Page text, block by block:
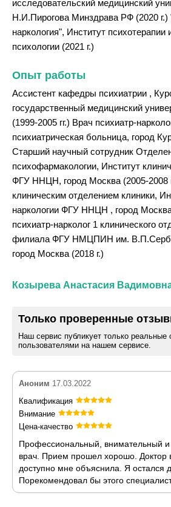
исследовательский медицинский
Н.И.Пирогова Минздрава РФ (2020 г.)
наркология", Институт психотерапии
психологии (2021 г.)
Опыт работы
Ассистент кафедры психиатрии ,
государственный медицинский
(1999-2005 гг.) Врач психиатр-
психиатрическая больница, город
Старший научный сотрудник
психофармакологии, Институт
ФГУ ННЦН, город Москва (2005-2008
клиническим отделением клиники,
наркологии ФГУ ННЦН , город Москва
психиатр-нарколог 1 клинического
филиала ФГУ НМЦПИН им.
город Москва (2018 г.)
Козырева Анастасия
Только проверенные
Наш сервис публикует только
пользователями на нашем сервисе.
Аноним 17.03.2022
Квалификация
Внимание
Цена-качество
Профессиональный, внимательный и
врач. Прием прошел хорошо. Доктор
доступно мне объяснила. Я остался
Порекомендовал бы этого